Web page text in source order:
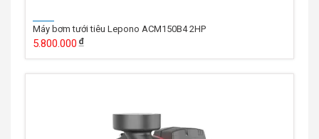
Máy bơm tưới tiêu Lepono ACM150B4 2HP
5.800.000